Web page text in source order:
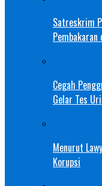
Satreskrim
Pembakaran
Cegah
Gelar Tes
Menurut
Korupsi